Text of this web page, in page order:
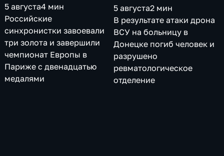
5 августа4 мин
Российские
синхронистки завоевали
три золота и завершили
чемпионат Европы в
Париже с двенадцатью
медалями
5 августа2 мин
В результате атаки дрона
ВСУ на больницу в
Донецке погиб человек и
разрушено
ревматологическое
отделение